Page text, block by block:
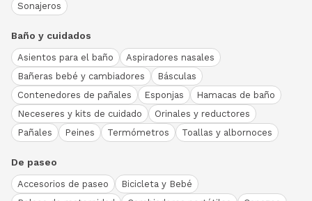
Sonajeros
Baño y cuidados
Asientos para el baño
Aspiradores nasales
Bañeras bebé y cambiadores
Básculas
Contenedores de pañales
Esponjas
Hamacas de baño
Neceseres y kits de cuidado
Orinales y reductores
Pañales
Peines Termómetros Toallas y albornoces
De paseo
Accesorios de paseo
Bicicleta y Bebé